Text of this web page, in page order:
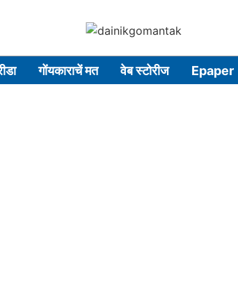
गोंयकाराचें मत वेब स्टोरीज Epaper